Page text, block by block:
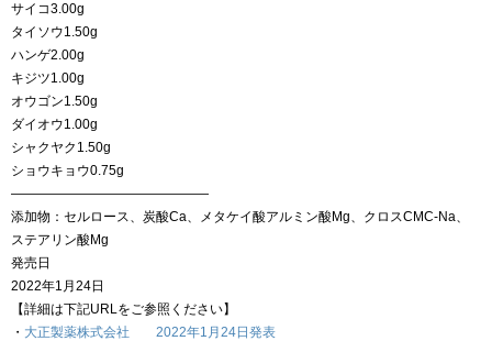
サイコ3.00g
タイソウ1.50g
ハンゲ2.00g
キジツ1.00g
オウゴン1.50g
ダイオウ1.00g
シャクヤク1.50g
ショウキョウ0.75g
———————————————
添加物：セルロース、炭酸Ca、メタケイ酸アルミン酸Mg、クロスCMC-Na、
ステアリン酸Mg
発売日
2022年1月24日
【詳細は下記URLをご参照ください】
・ 大正製薬株式会社 2022年1月24日発表